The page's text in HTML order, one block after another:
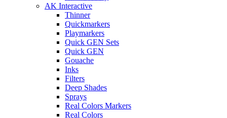
AK Interactive
Thinner
Quickmarkers
Playmarkers
Quick GEN Sets
Quick GEN
Gouache
Inks
Filters
Deep Shades
Sprays
Real Colors Markers
Real Colors